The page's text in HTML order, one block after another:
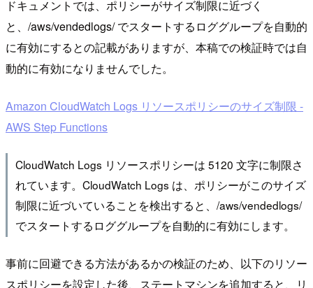
ドキュメントでは、ポリシーがサイズ制限に近づく
と、/aws/vendedlogs/ でスタートするロググループを自動的
に有効にするとの記載がありますが、本稿での検証時では自
動的に有効になりませんでした。
Amazon CloudWatch Logs リソースポリシーのサイズ制限 -
AWS Step Functions
CloudWatch Logs リソースポリシーは 5120 文字に制限さ
れています。CloudWatch Logs は、ポリシーがこのサイズ
制限に近づいていることを検出すると、/aws/vendedlogs/
でスタートするロググループを自動的に有効にします。
事前に回避できる方法があるかの検証のため、以下のリソー
スポリシーを設定した後、ステートマシンを追加すると、リ